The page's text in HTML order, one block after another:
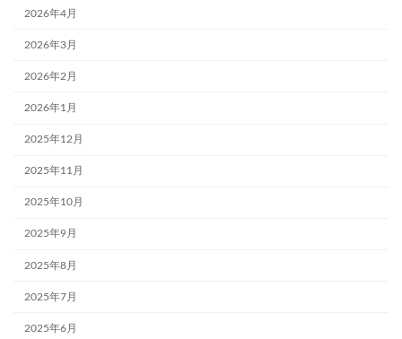
2026年4月
2026年3月
2026年2月
2026年1月
2025年12月
2025年11月
2025年10月
2025年9月
2025年8月
2025年7月
2025年6月